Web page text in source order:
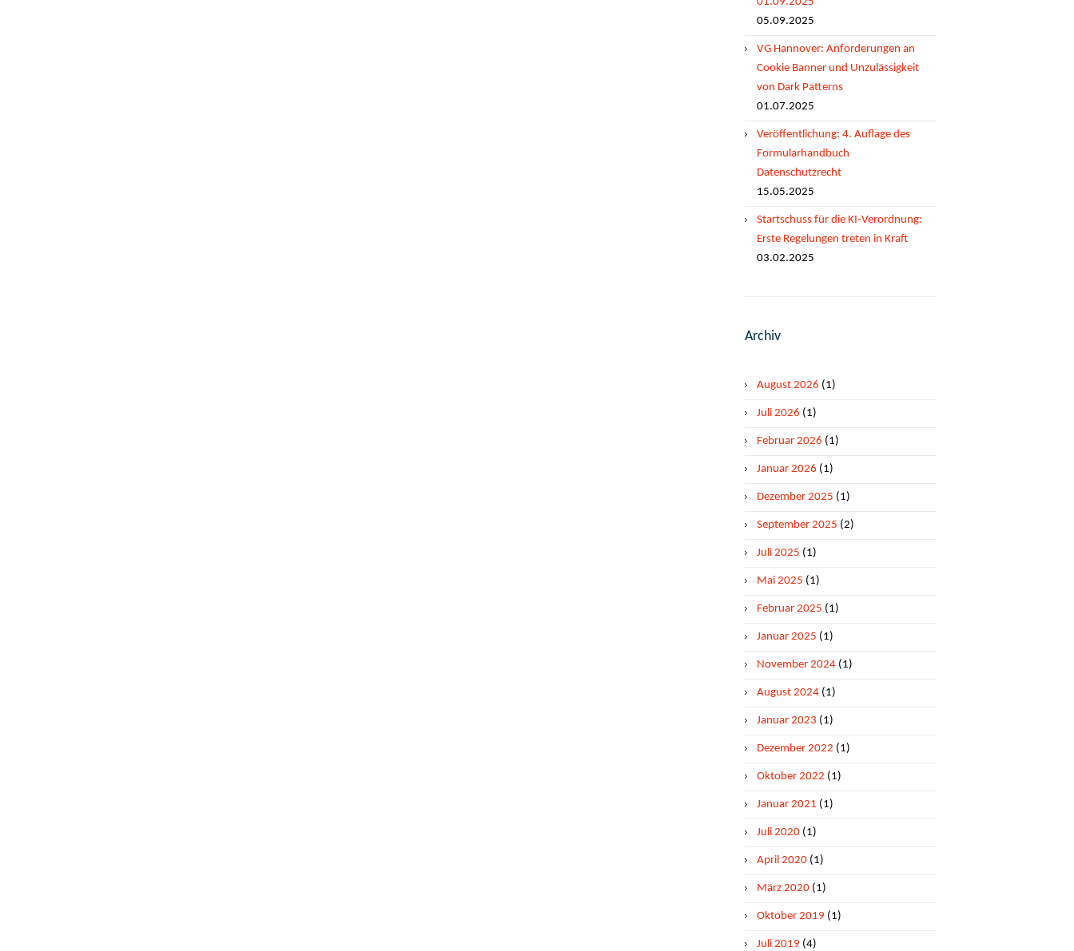
05.09.2025
VG Hannover: Anforderungen an
Cookie Banner und Unzulässigkeit
von Dark Patterns
01.07.2025
Veröffentlichung: 4. Auflage des
Formularhandbuch
Datenschutzrecht
15.05.2025
Startschuss für die KI-Verordnung:
Erste Regelungen treten in Kraft
03.02.2025
Archiv
August 2026 (1)
Juli 2026 (1)
Februar 2026 (1)
Januar 2026 (1)
Dezember 2025 (1)
September 2025 (2)
Juli 2025 (1)
Mai 2025 (1)
Februar 2025 (1)
Januar 2025 (1)
November 2024 (1)
August 2024 (1)
Januar 2023 (1)
Dezember 2022 (1)
Oktober 2022 (1)
Januar 2021 (1)
Juli 2020 (1)
April 2020 (1)
März 2020 (1)
Oktober 2019 (1)
Juli 2019 (4)